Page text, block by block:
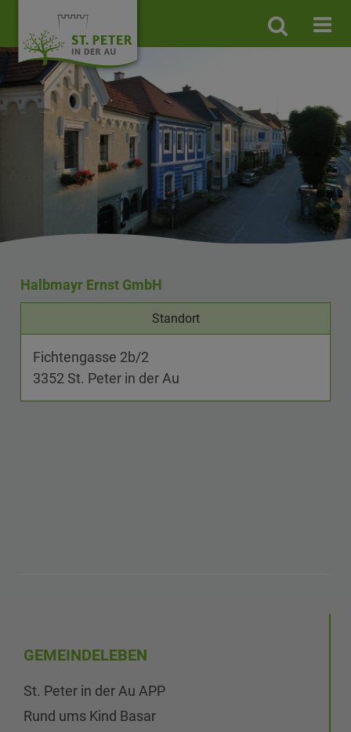
Site
search
Halbmayr Ernst GmbH
Standort
Fichtengasse 2b/2
3352 St. Peter in der Au
GEMEINDELEBEN
St. Peter in der Au APP
Rund ums Kind Basar